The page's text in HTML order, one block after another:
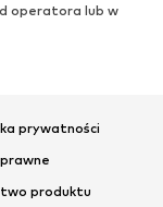
operatora lub w
prywatności
produktu